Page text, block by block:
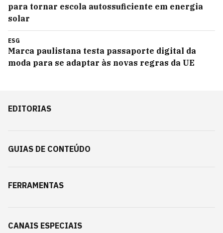
para tornar escola autossuficiente em energia
solar
ESG
Marca paulistana testa passaporte digital da
moda para se adaptar às novas regras da UE
EDITORIAS
GUIAS DE CONTEÚDO
FERRAMENTAS
CANAIS ESPECIAIS